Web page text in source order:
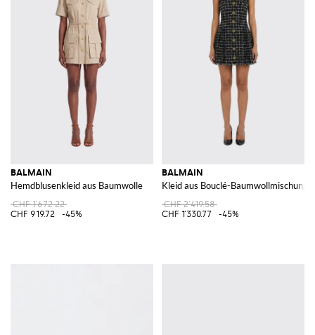
BALMAIN
Hemdblusenkleid aus Baumwolle
CHF 1'672.22
CHF 919.72
-45%
BALMAIN
Kleid aus Bouclé-Baumwollmischung
CHF 2'419.58
CHF 1'330.77
-45%